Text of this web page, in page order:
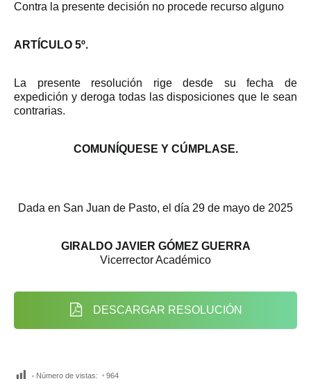
Contra la presente decisión no procede recurso alguno
ARTÍCULO 5º.
La presente resolución rige desde su fecha de
expedición y deroga todas las disposiciones que le sean
contrarias.
COMUNÍQUESE Y CÚMPLASE.
Dada en San Juan de Pasto, el día 29 de mayo de 2025
GIRALDO JAVIER GÓMEZ GUERRA
Vicerrector Académico
DESCARGAR RESOLUCIÓN
Número de vistas: 964